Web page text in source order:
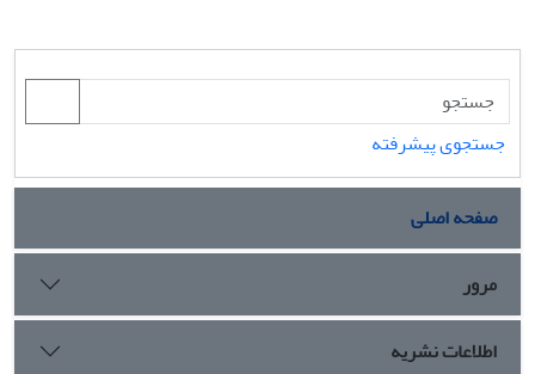
جستجوی پیشرفته
صفحه اصلی
مرور
اطلاعات نشریه